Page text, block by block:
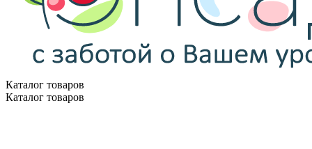
Каталог товаров
Каталог товаров